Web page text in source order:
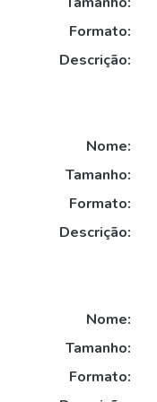
Formato:
Descrição:
Nome:
Tamanho:
Formato:
Descrição:
Nome:
Tamanho:
Formato: